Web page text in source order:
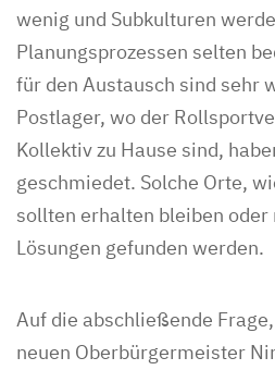
wenig und Subkulturen
Planungsprozessen selten
für den Austausch sind sehr
Postlager, wo der
Kollektiv zu Hause sind,
geschmiedet. Solche Orte,
sollten erhalten bleiben
Lösungen gefunden werden.
Auf die abschließende
neuen Oberbürgermeister